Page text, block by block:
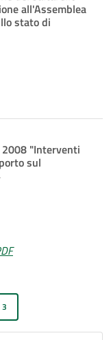
all'Assemblea
stato di
"Interventi
sul
3